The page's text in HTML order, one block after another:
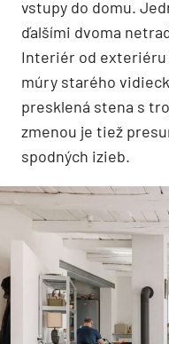
vstupy do domu.
ďalšími dvoma
Interiér od exteriéru
múry starého
presklená stena s
zmenou je tiež
spodných izieb.